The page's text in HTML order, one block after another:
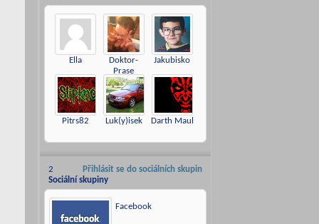
Ella
Doktor-
Prase
Jakubisko
Pitrs82 Luk(y)isek Darth Maul
Přihlásit se do sociálních skupin
2
Sociální skupiny
Facebook